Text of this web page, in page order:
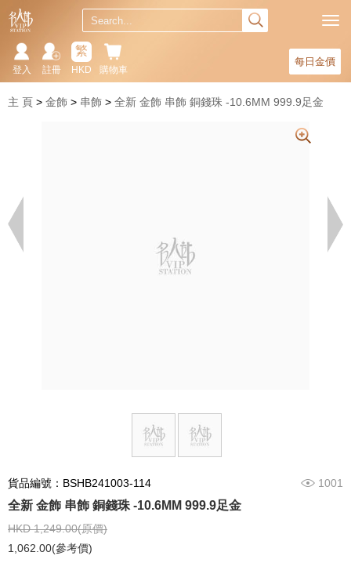
每日金價
購物車
繁
HKD
註冊
登入
主 頁 金飾 串飾 全新 金飾 串飾 銅錢珠 -10.6MM 999.9足金
貨品編號：BSHB241003-114 1001
全新 金飾 串飾 銅錢珠 -10.6MM 999.9足金
HKD 1,249.00(原價)
1,062.00(參考價)